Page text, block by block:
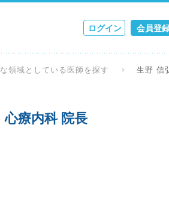
ログイン 会員登
検索
領域としている医師を探す 生野 信
療内科 院長